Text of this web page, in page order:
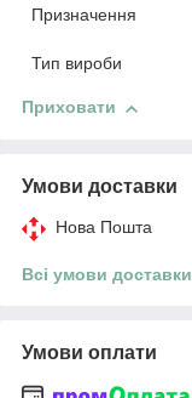
Призначення
Тип вироби
Приховати
Умови доставки
Нова Пошта
Всі умови доставки
Умови оплати